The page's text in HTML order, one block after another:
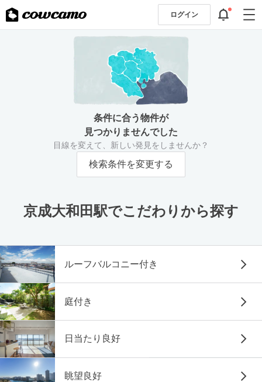
ログイン
条件に合う物件が
見つかりませんでした
目線を変えて、新しい発見をしませんか？
検索条件を変更する
京成大和田駅でこだわりから探す
ルーフバルコニー付き
庭付き
日当たり良好
眺望良好